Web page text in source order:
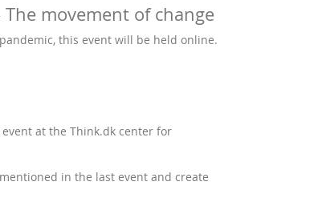
movement of change
this event will be held online.
j/66092731386
at the Think.dk center for
in the last event and create